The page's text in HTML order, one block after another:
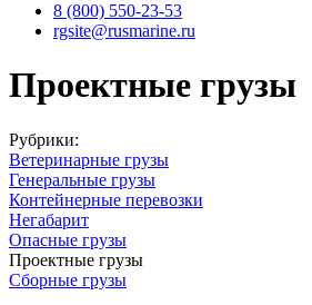
8 (800) 550-23-53
rgsite@rusmarine.ru
Проектные грузы
Рубрики:
Ветеринарные грузы
Генеральные грузы
Контейнерные перевозки
Негабарит
Опасные грузы
Проектные грузы
Сборные грузы